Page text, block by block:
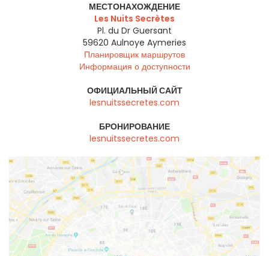
МЕСТОНАХОЖДЕНИЕ
Les Nuits Secrètes
Pl. du Dr Guersant
59620 Aulnoye Aymeries
Планировщик маршрутов
Информация о доступности
ОФИЦИАЛЬНЫЙ САЙТ
lesnuitssecretes.com
БРОНИРОВАНИЕ
lesnuitssecretes.com